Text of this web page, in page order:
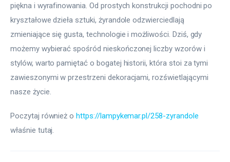
piękna i wyrafinowania. Od prostych konstrukcji pochodni po
kryształowe dzieła sztuki, żyrandole odzwierciedlają
zmieniające się gusta, technologie i możliwości. Dziś, gdy
możemy wybierać spośród nieskończonej liczby wzorów i
stylów, warto pamiętać o bogatej historii, która stoi za tymi
zawieszonymi w przestrzeni dekoracjami, rozświetlającymi
nasze życie.
Poczytaj również o https://lampykemar.pl/258-zyrandole
właśnie tutaj.